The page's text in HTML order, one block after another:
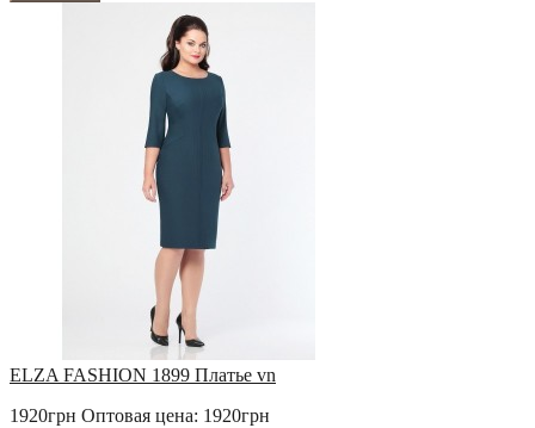
ELZA FASHION 1899 Платье vn
1920грн Оптовая цена: 1920грн